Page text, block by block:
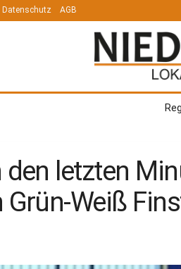
Datenschutz AGB
letzten
Weiß